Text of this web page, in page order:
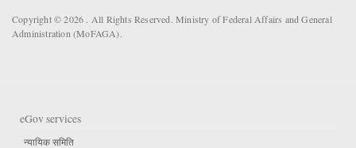
Copyright © 2026 . All Rights Reserved. Ministry of Federal Affairs and General
Administration (MoFAGA).
eGov services
न्यायिक समिति